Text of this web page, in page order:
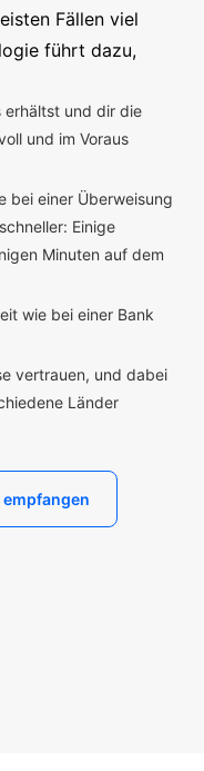
Fällen viel
führt dazu,
erhältst und dir die
und im Voraus
bei einer Überweisung
Einige
Minuten auf dem
wie bei einer Bank
vertrauen, und dabei
Länder
empfangen